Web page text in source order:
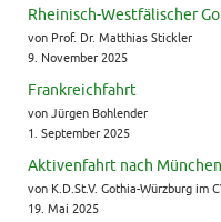
Rheinisch-Westfälischer
von Prof. Dr. Matthias Stickler
9. November 2025
Frankreichfahrt
von Jürgen Bohlender
1. September 2025
Aktivenfahrt nach München
von K.D.St.V. Gothia-Würzburg im
19. Mai 2025